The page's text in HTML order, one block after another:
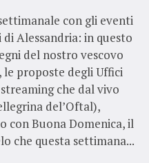
con gli eventi
Alessandria: in questo
del nostro vescovo
le proposte degli Uffici
che dal vivo
del’Oftal),
con Buona Domenica, il
che questa settimana...